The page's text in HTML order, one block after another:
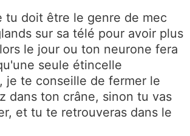
tu doit être le genre de mec
sur sa télé pour avoir plus
le jour ou ton neurone fera
seule étincelle
je te conseille de fermer le
dans ton crâne, sinon tu vas
et tu te retrouveras dans le